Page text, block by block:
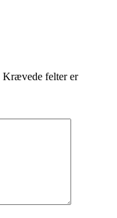
Krævede felter er